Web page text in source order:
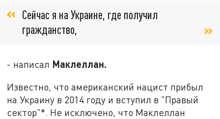
Сейчас я на Украине, где получил
гражданство,
- написал Маклеллан.
Известно, что американский нацист прибыл
на Украину в 2014 году и вступил в "Правый
сектор"*. Не исключено, что Маклеллан